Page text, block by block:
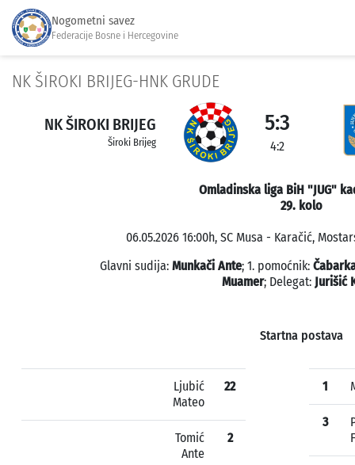
Nogometni savez
Federacije Bosne i Hercegovine
NK ŠIROKI BRIJEG-HNK GRUDE
NK ŠIROKI BRIJEG
Široki Brijeg
5:3
4:2
Omladinska liga BiH "JUG"
29. kolo
06.05.2026 16:00h, SC Musa - Karačić,
Glavni sudija: Munkači Ante; 1. pomoćnik:
Muamer; Delegat: Jurišić
Startna postava
Ljubić
Mateo
22
Tomić
Ante
2
1
3